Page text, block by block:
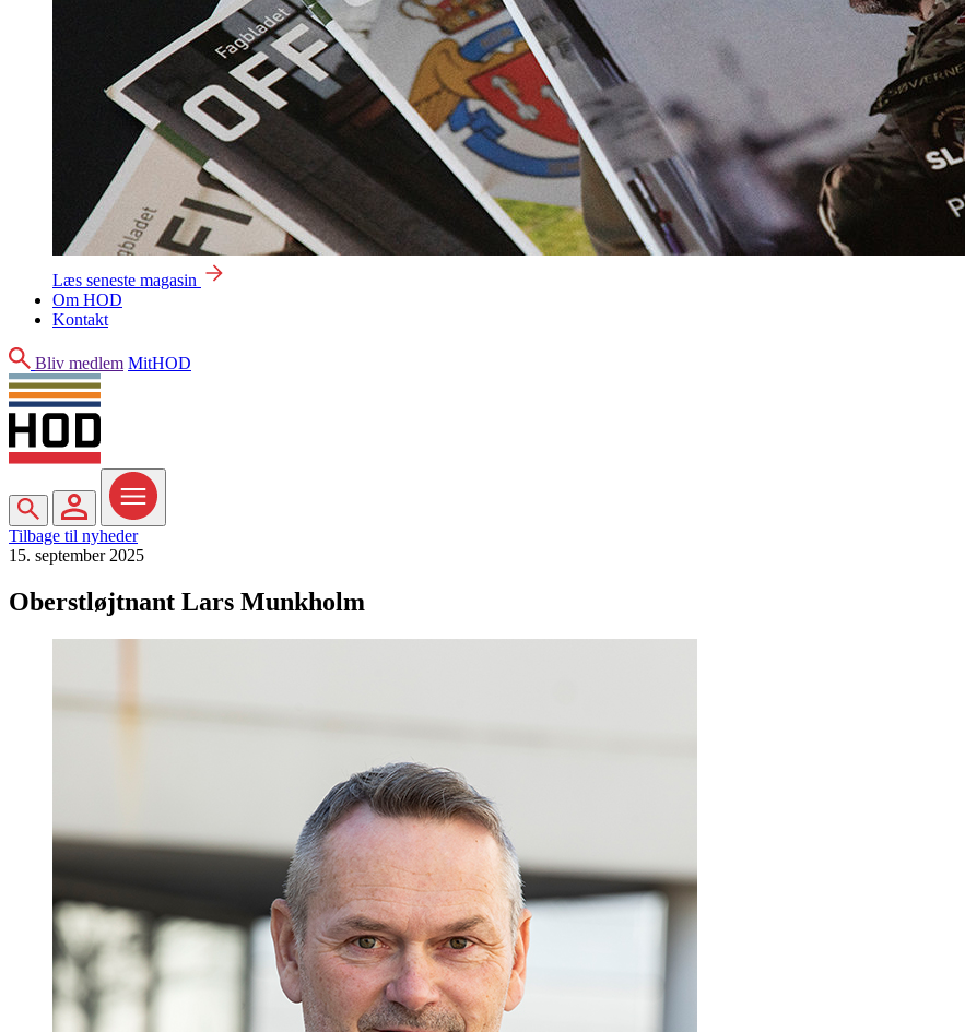
Læs seneste magasin
Om HOD
Kontakt
Søg
Bliv medlem MitHOD
Søg MitHOD Menu
Tilbage til nyheder
15. september 2025
Oberstløjtnant Lars Munkholm